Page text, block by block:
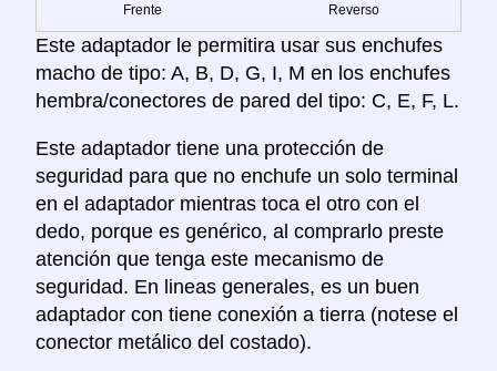
Frente Reverso
Este adaptador le permitira usar sus enchufes
macho de tipo: A, B, D, G, I, M en los enchufes
hembra/conectores de pared del tipo: C, E, F, L.
Este adaptador tiene una protección de
seguridad para que no enchufe un solo terminal
en el adaptador mientras toca el otro con el
dedo, porque es genérico, al comprarlo preste
atención que tenga este mecanismo de
seguridad. En lineas generales, es un buen
adaptador con tiene conexión a tierra (notese el
conector metálico del costado).